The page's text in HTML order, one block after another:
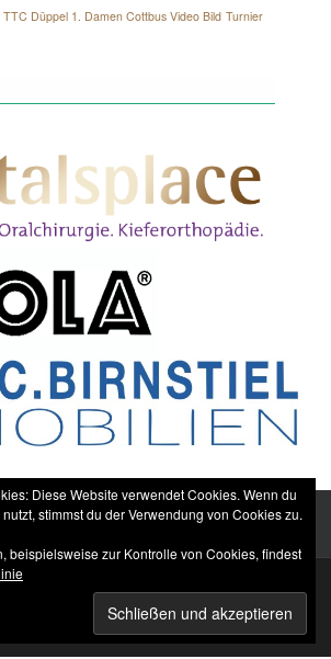
TTC Düppel 1. Damen Cottbus Video Bild Turnier
Datenschutzerklärung
Dentalsplace e.V.© All rights reserved.
Diese Website verwendet Cookies. Wenn du
stimmst du der Verwendung von Cookies zu.
beispielsweise zur Kontrolle von Cookies, findest